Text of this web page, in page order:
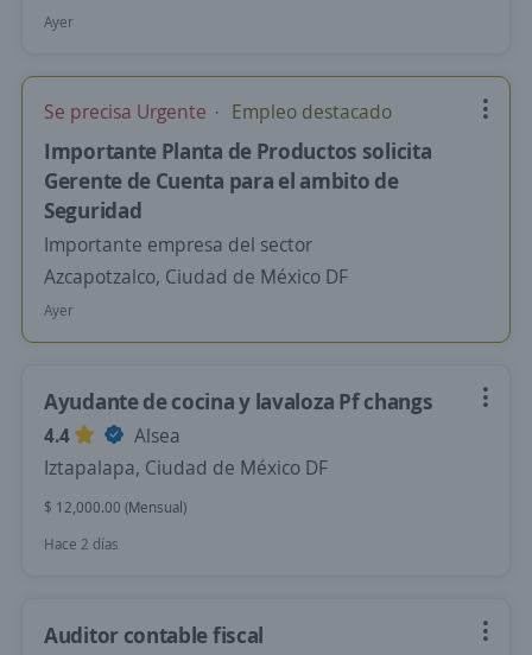
Ayer
Se precisa Urgente Empleo destacado
Importante Planta de Productos solicita
Gerente de Cuenta para el ambito de
Seguridad
Importante empresa del sector
Azcapotzalco, Ciudad de México DF
Ayer
Ayudante de cocina y lavaloza Pf changs
4.4
Alsea
Iztapalapa, Ciudad de México DF
$ 12,000.00 (Mensual)
Hace 2 días
Auditor contable fiscal